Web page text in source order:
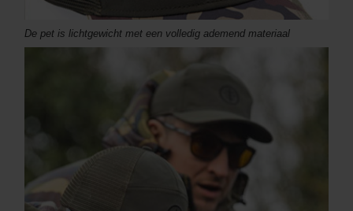
De pet is lichtgewicht met een volledig ademend materiaal